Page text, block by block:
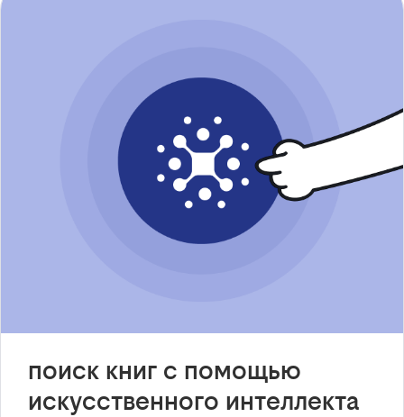
поиск книг с помощью
искусственного интеллекта